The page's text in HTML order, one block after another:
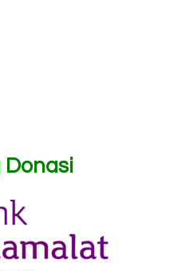
Donasi